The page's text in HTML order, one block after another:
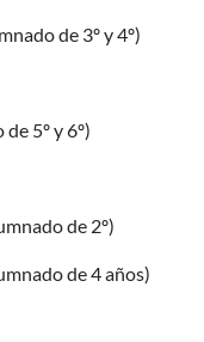
de 3º y 4º)
5º y 6º)
de 2º)
de 4 años)